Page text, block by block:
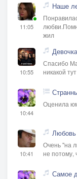
11:05
Наше
жил
10:55
Спасибо
никакой
10:44
Оценила
10:41
Любовь
Очень "на
не потому,
Самое